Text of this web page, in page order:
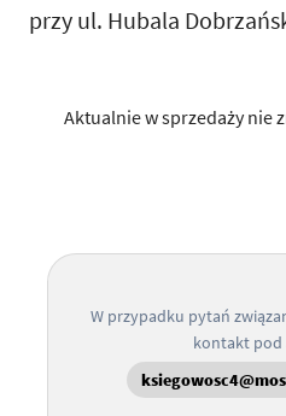
przy ul. Hubala
Aktualnie w sprzedaży nie
W przypadku pytań
kontakt pod